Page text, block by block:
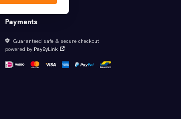
Payments
Guaranteed safe & secure checkout
powered by PayByLink